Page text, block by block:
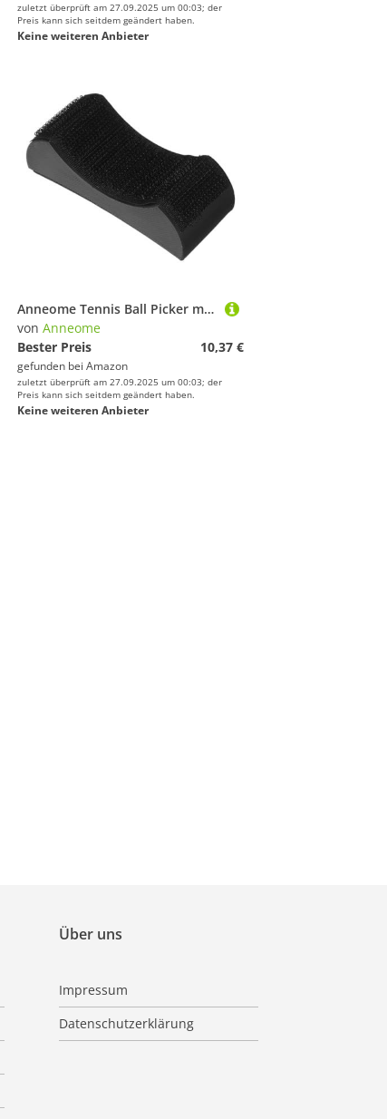
zuletzt überprüft am 27.09.2025 um 00:03; der
Preis kann sich seitdem geändert haben.
Keine weiteren Anbieter
Anneome Tennis Ball Picker mit Haftstreifen Racketrahmen Befestigung Ergonomisch Geformt für Schnelles und Müheloses Aufsammeln von Tennisbällen Praktisches Zubehör für Training und Spiel
von Anneome
Bester Preis
10,37 €
gefunden bei Amazon
zuletzt überprüft am 27.09.2025 um 00:03; der
Preis kann sich seitdem geändert haben.
Keine weiteren Anbieter
Über uns
Impressum
Datenschutzerklärung